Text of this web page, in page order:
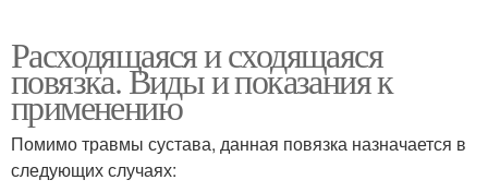
Расходящаяся и сходящаяся
повязка. Виды и показания к
применению
Помимо травмы сустава, данная повязка назначается в
следующих случаях: